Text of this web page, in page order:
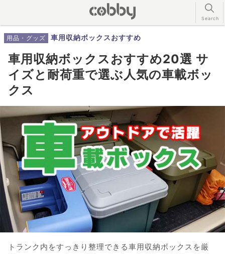
用品・グッズ 車用収納ボックスおすすめ
車用収納ボックスおすすめ20選 サ
イズと耐荷重で選ぶ人気の車載ボッ
クス
トランク内をすっきり整理できる車用収納ボックスを厳